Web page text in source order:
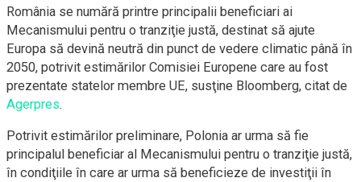
România se numără printre principalii beneficiari ai
Mecanismului pentru o tranziţie justă, destinat să ajute
Europa să devină neutră din punct de vedere climatic până în
2050, potrivit estimărilor Comisiei Europene care au fost
prezentate statelor membre UE, susţine Bloomberg, citat de
Agerpres.
Potrivit estimărilor preliminare, Polonia ar urma să fie
principalul beneficiar al Mecanismului pentru o tranziţie justă,
în condiţiile în care ar urma să beneficieze de investiţii în